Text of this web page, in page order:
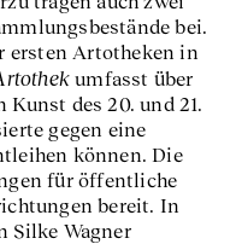
bei.
ersten Artotheken in
umfasst über
des 20. und 21.
gegen eine
können. Die
für öffentliche
bereit. In
Silke Wagner